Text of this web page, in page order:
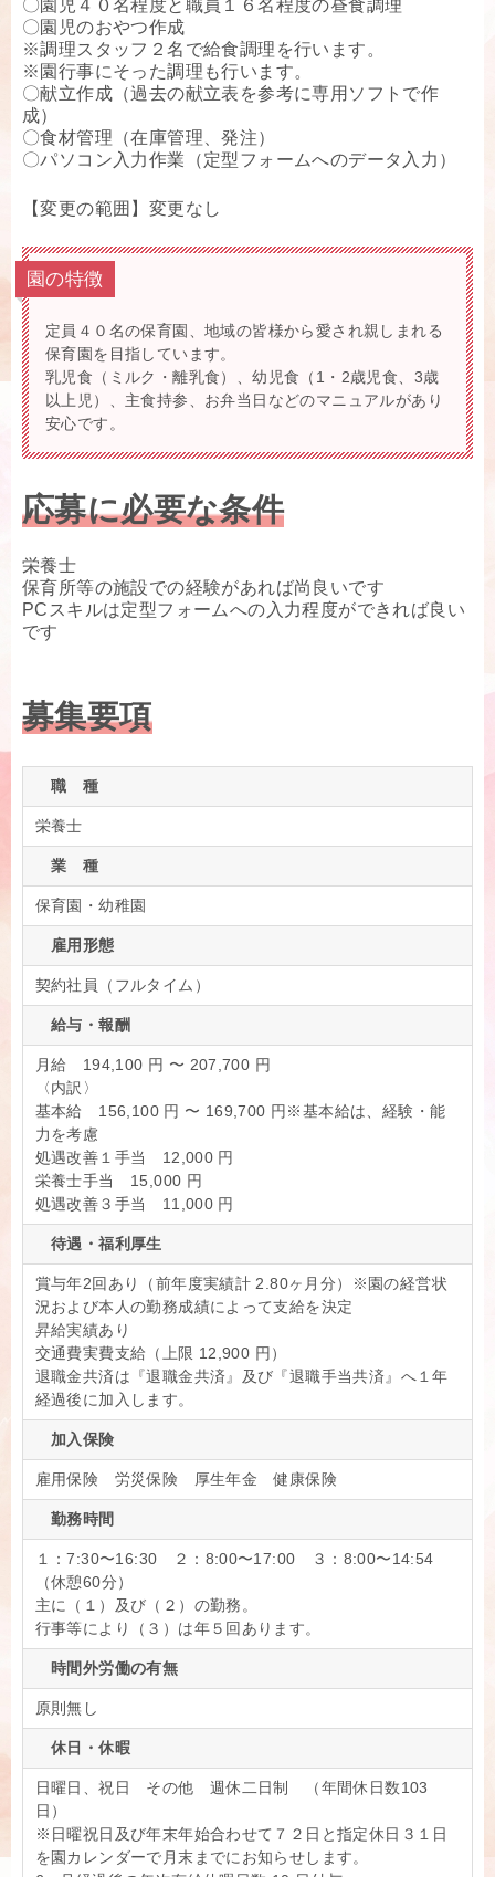
〇園児４０名程度と職員１６名程度の昼食調理
〇園児のおやつ作成
※調理スタッフ２名で給食調理を行います。
※園行事にそった調理も行います。
〇献立作成（過去の献立表を参考に専用ソフトで作
成）
〇食材管理（在庫管理、発注）
〇パソコン入力作業（定型フォームへのデータ入力）
【変更の範囲】変更なし
園の特徴
定員４０名の保育園、地域の皆様から愛され親しまれる
保育園を目指しています。
乳児食（ミルク・離乳食）、幼児食（1・2歳児食、3歳
以上児）、主食持参、お弁当日などのマニュアルがあり
安心です。
応募に必要な条件
栄養士
保育所等の施設での経験があれば尚良いです
PCスキルは定型フォームへの入力程度ができれば良い
です
募集要項
職 種
栄養士
業 種
保育園・幼稚園
雇用形態
契約社員（フルタイム）
給与・報酬
月給 194,100 円 〜 207,700 円
〈内訳〉
基本給 156,100 円 〜 169,700 円※基本給は、経験・能
力を考慮
処遇改善１手当 12,000 円
栄養士手当 15,000 円
処遇改善３手当 11,000 円
待遇・福利厚生
賞与年2回あり（前年度実績計 2.80ヶ月分）※園の経営状
況および本人の勤務成績によって支給を決定
昇給実績あり
交通費実費支給（上限 12,900 円）
退職金共済は『退職金共済』及び『退職手当共済』へ１年
経過後に加入します。
加入保険
雇用保険 労災保険 厚生年金 健康保険
勤務時間
１：7:30〜16:30 ２：8:00〜17:00 ３：8:00〜14:54
（休憩60分）
主に（１）及び（２）の勤務。
行事等により（３）は年５回あります。
時間外労働の有無
原則無し
休日・休暇
日曜日、祝日 その他 週休二日制 （年間休日数103
日）
※日曜祝日及び年末年始合わせて７２日と指定休日３１日
を園カレンダーで月末までにお知らせします。